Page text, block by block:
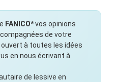
FANICO*vos opinions
de votre
à toutes les idées
en nous écrivant à
de lessive en